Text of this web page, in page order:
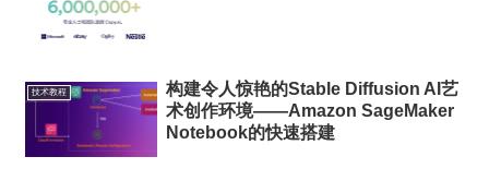
技术教程
构建令人惊艳的Stable Diffusion AI艺
术创作环境——Amazon SageMaker
Notebook的快速搭建